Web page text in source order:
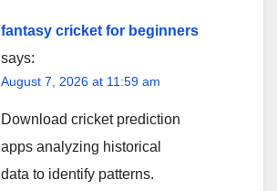
fantasy cricket for beginners
says:
August 7, 2026 at 11:59 am
Download cricket prediction
apps analyzing historical
data to identify patterns.